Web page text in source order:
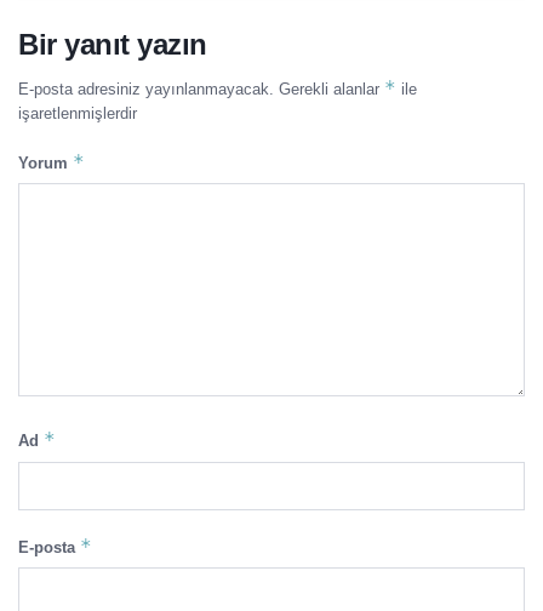
Bir yanıt yazın
E-posta adresiniz yayınlanmayacak. Gerekli alanlar * ile
işaretlenmişlerdir
Yorum *
Ad *
E-posta *